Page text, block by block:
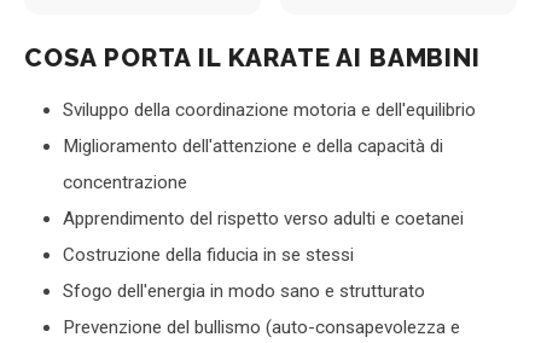
COSA PORTA IL KARATE AI BAMBINI
Sviluppo della coordinazione motoria e dell'equilibrio
Miglioramento dell'attenzione e della capacità di
concentrazione
Apprendimento del rispetto verso adulti e coetanei
Costruzione della fiducia in se stessi
Sfogo dell'energia in modo sano e strutturato
Prevenzione del bullismo (auto-consapevolezza e